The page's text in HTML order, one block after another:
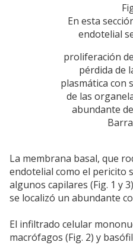
En esta
endotelial
proliferación
pérdida de
plasmática con
de las
abundante
La membrana basal, que
endotelial como el pericito
algunos capilares (Fig. 1 y
se localizó un abundante
El infiltrado celular
macrófagos (Fig. 2) y